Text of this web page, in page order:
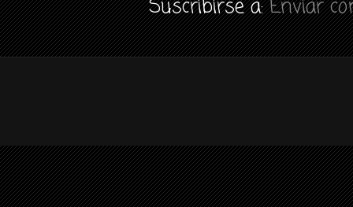
Suscribirse a:Enviar